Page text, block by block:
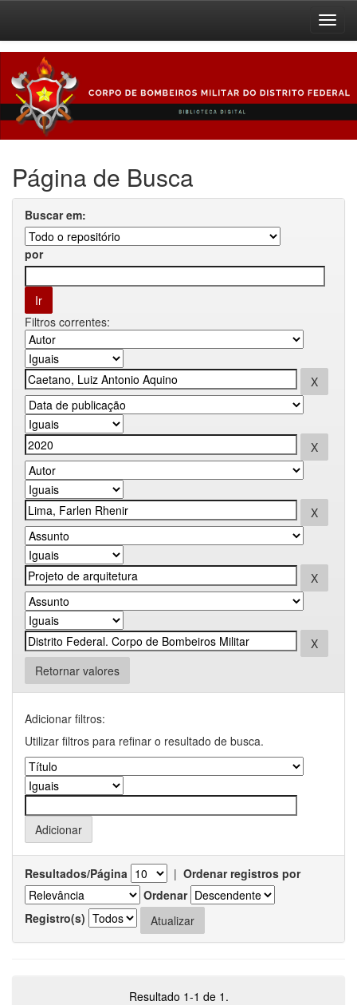
navigation
Página de Busca
Buscar em:
por
Filtros correntes:
Retornar valores
Adicionar filtros:
Utilizar filtros para refinar o resultado de busca.
Resultados/Página | Ordenar registros por
Ordenar
Registro(s)
Resultado 1-1 de 1.